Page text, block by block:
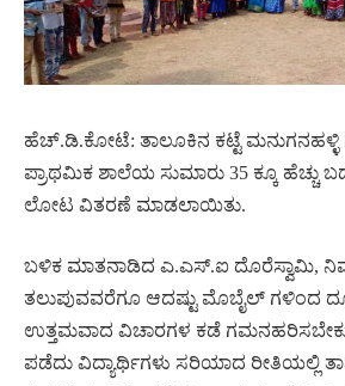
ಹೆಚ್.ಡಿ.ಕೋಟೆ: ತಾಲೂಕಿನ ಕಟ್ಟೆ ಮನುಗನಹಳ್ಳಿ
ಪ್ರಾಥಮಿಕ ಶಾಲೆಯ ಸುಮಾರು 35 ಕ್ಕೂ ಹೆಚ್ಚು
ಲೋಟ ವಿತರಣೆ ಮಾಡಲಾಯಿತು.
ಬಳಿಕ ಮಾತನಾಡಿದ ಎ.ಎಸ್.ಐ ದೊರೆಸ್ವಾಮಿ,
ತಲುಪುವವರೆಗೂ ಆದಷ್ಟು ಮೊಬೈಲ್ ಗಳಿಂದ
ಉತ್ತಮವಾದ ವಿಚಾರಗಳ ಕಡೆ
ಪಡೆದು ವಿದ್ಯಾರ್ಥಿಗಳು ಸರಿಯಾದ ರೀತಿಯಲ್ಲಿ